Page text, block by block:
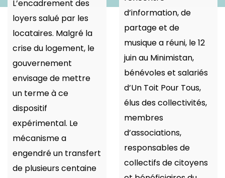
L’encadrement des
loyers salué par les
locataires. Malgré la
crise du logement, le
gouvernement
envisage de mettre
un terme à ce
dispositif
expérimental. Le
mécanisme a
engendré un transfert
de plusieurs centaine
d’information, de
partage et de
musique a réuni, le 12
juin au Minimistan,
bénévoles et salariés
d’Un Toit Pour Tous,
élus des collectivités,
membres
d’associations,
responsables de
collectifs de citoyens